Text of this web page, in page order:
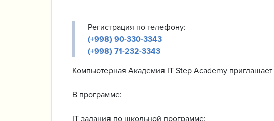
Регистрация по телефону:
(+998) 90-330-3343
(+998) 71-232-3343
Компьютерная Академия IT Step Academy
В программе:
IT задания по школьной программе;